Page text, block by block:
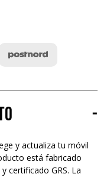
-
y actualiza tu móvil
está fabricado
certificado GRS. La